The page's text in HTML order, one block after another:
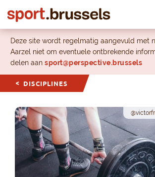
Deze site wordt regelmatig aangevuld met
Aarzel niet om eventuele ontbrekende
delen aan sport@perspective.brussels
DISCIPLINES